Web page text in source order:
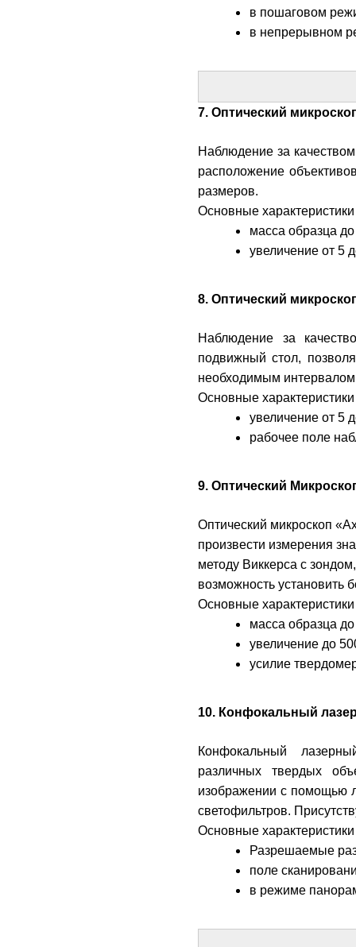
в пошаговом
в непрерывном
7. Оптический
Наблюдение за
расположение
размеров.
Основные характеристики
масса образца до
увеличение от 5
8. Оптический
Наблюдение за
подвижный стол,
необходимым
Основные характеристики
увеличение от 5
рабочее поле
9. Оптический
Оптический микроскоп
произвести измерения
методу Виккерса с
возможность установить
Основные характеристики
масса образца до
увеличение до
усилие
10. Конфокальный
Конфокальный
различных твердых
изображении с помощью
светофильтров.
Основные характеристики
Разрешаемые
поле
в режиме